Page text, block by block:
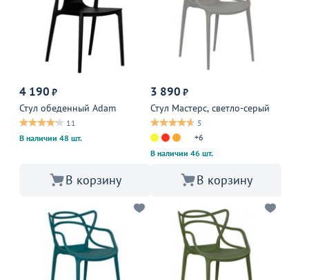
4 190 ₽
Стул обеденный Adam
11
В наличии 48 шт.
В корзину
3 890 ₽
Стул Мастерс, светло-серый
5
+6
В наличии 46 шт.
В корзину